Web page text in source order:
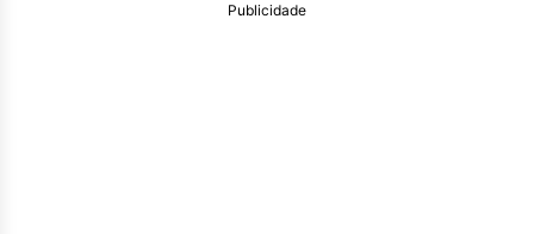
Publicidade